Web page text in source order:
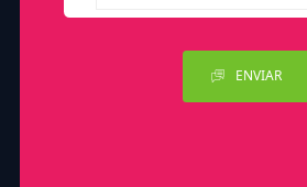
ENVIAR